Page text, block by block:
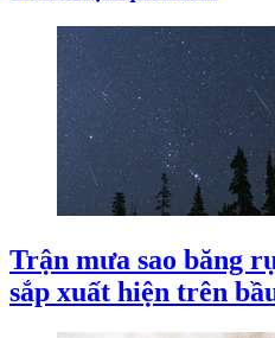
Trận mưa sao băng
sắp xuất hiện trên